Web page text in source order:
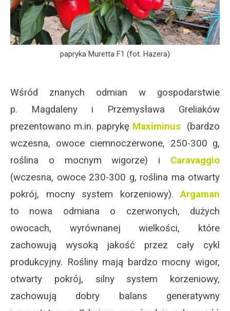
papryka Muretta F1 (fot. Hazera)
Wśród znanych odmian w gospodarstwie
p. Magdaleny i Przemysława Greliaków
prezentowano m.in. paprykę Maximinus (bardzo
wczesna, owoce ciemnoczerwone, 250-300 g,
roślina o mocnym wigorze) i Caravaggio
(wczesna, owoce 230-300 g, roślina ma otwarty
pokrój, mocny system korzeniowy).Argaman
to nowa odmiana o czerwonych, dużych
owocach, wyrównanej wielkości, które
zachowują wysoką jakość przez cały cykl
produkcyjny. Rośliny mają bardzo mocny wigor,
otwarty pokrój, silny system korzeniowy,
zachowują dobry balans generatywny